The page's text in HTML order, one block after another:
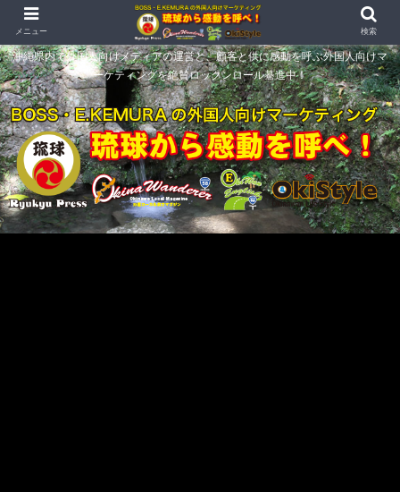
沖縄県内で外国人向けメディアの運営と、顧客と供に感動を呼ぶ外国人向けマ
ーケティングを絶賛ロックンロール驀進中！
メニュー 検索